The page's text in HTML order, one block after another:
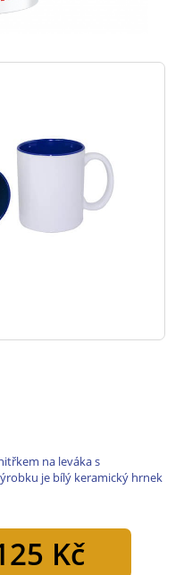
na leváka s
je bílý keramický hrnek
Kč